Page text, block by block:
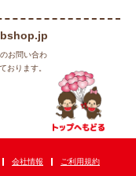
お問い合わ
おります。
会社情報 ご利用規約